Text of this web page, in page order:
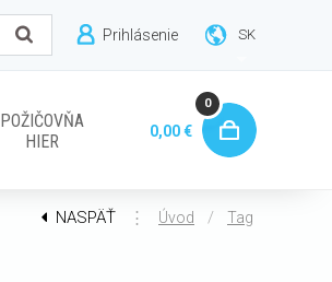
SK
POŽIČOVŇA
HIER
Prihlásenie
0,00 €
0
NASPÄŤ ⋮ Úvod / Tag